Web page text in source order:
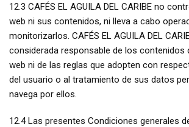
12.3 CAFÉS EL AGUILA DEL CARIBE no
web ni sus contenidos, ni lleva a cabo
monitorizarlos. CAFÉS EL AGUILA DEL
considerada responsable de los contenidos
web ni de las reglas que adopten con
del usuario o al tratamiento de sus datos
navega por ellos.
12.4 Las presentes Condiciones generales